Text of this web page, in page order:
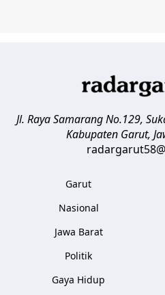
Jl. Raya Samarang No.129,
Kabupaten Garut,
Garut
Nasional
Jawa Barat
Politik
Gaya Hidup